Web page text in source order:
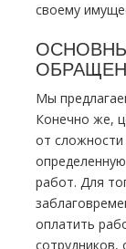
своему
Мы
Конечно же,
от сложности
работ. Для
оплатить
сотрудников,